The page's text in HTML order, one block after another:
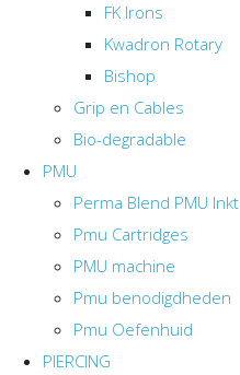
FK Irons
Kwadron Rotary
Bishop
Grip en Cables
Bio-degradable
PMU
Perma Blend PMU Inkt
Pmu Cartridges
PMU machine
Pmu benodigdheden
Pmu Oefenhuid
PIERCING